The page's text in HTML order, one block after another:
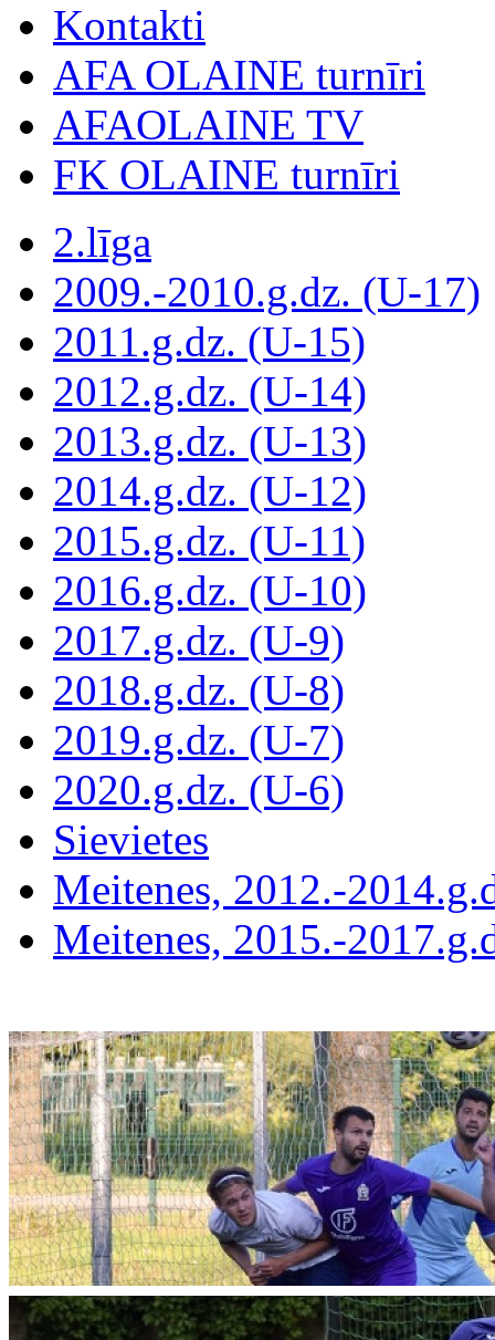
Kontakti
AFA OLAINE turnīri
AFAOLAINE TV
FK OLAINE turnīri
2.līga
2009.-2010.g.dz. (U-17)
2011.g.dz. (U-15)
2012.g.dz. (U-14)
2013.g.dz. (U-13)
2014.g.dz. (U-12)
2015.g.dz. (U-11)
2016.g.dz. (U-10)
2017.g.dz. (U-9)
2018.g.dz. (U-8)
2019.g.dz. (U-7)
2020.g.dz. (U-6)
Sievietes
Meitenes, 2012.-
Meitenes, 2015.-